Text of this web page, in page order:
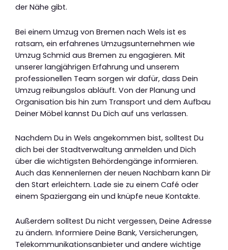
der Nähe gibt.
Bei einem Umzug von Bremen nach Wels ist es
ratsam, ein erfahrenes Umzugsunternehmen wie
Umzug Schmid aus Bremen zu engagieren. Mit
unserer langjährigen Erfahrung und unserem
professionellen Team sorgen wir dafür, dass Dein
Umzug reibungslos abläuft. Von der Planung und
Organisation bis hin zum Transport und dem Aufbau
Deiner Möbel kannst Du Dich auf uns verlassen.
Nachdem Du in Wels angekommen bist, solltest Du
dich bei der Stadtverwaltung anmelden und Dich
über die wichtigsten Behördengänge informieren.
Auch das Kennenlernen der neuen Nachbarn kann Dir
den Start erleichtern. Lade sie zu einem Café oder
einem Spaziergang ein und knüpfe neue Kontakte.
Außerdem solltest Du nicht vergessen, Deine Adresse
zu ändern. Informiere Deine Bank, Versicherungen,
Telekommunikationsanbieter und andere wichtige